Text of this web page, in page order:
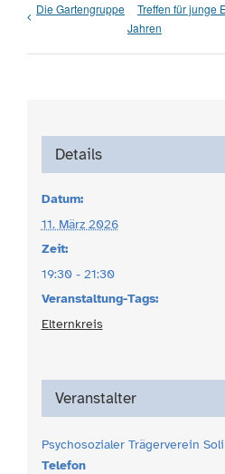
Die Gartengruppe
Treffen für junge
Jahren
Details
Datum:
11. März 2026
Zeit:
19:30 - 21:30
Veranstaltung-Tags:
Elternkreis
Veranstalter
Psychosozialer Trägerverein
Telefon